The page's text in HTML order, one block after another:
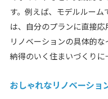
オンライン見学
体感
す。例えば、モデルルー
は、自分のプランに直接応
リノベーションの具体的な
納得のいく住まいづくりに
おしゃれなリノベーショ